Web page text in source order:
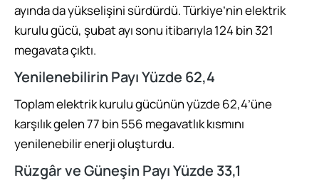
ayında da yükselişini sürdürdü. Türkiye’nin elektrik
kurulu gücü, şubat ayı sonu itibarıyla 124 bin 321
megavata çıktı.
Yenilenebilirin Payı Yüzde 62,4
Toplam elektrik kurulu gücünün yüzde 62,4’üne
karşılık gelen 77 bin 556 megavatlık kısmını
yenilenebilir enerji oluşturdu.
Rüzgâr ve Güneşin Payı Yüzde 33,1